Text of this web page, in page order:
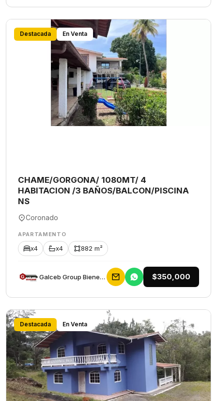
Destacada En Venta
CHAME/GORGONA/ 1080MT/ 4
HABITACION /3 BAÑOS/BALCON/PISCINA
NS
Coronado
APARTAMENTO
x4 x4 882 m²
Galceb Group Bienes Raices $350,000
Destacada En Venta